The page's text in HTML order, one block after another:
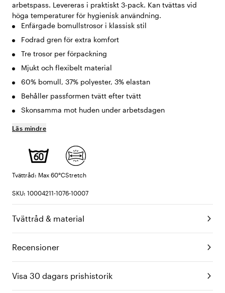
arbetspass. Levereras i praktiskt 3-pack. Kan tvättas vid
höga temperaturer för hygienisk användning.
Enfärgade bomullstrosor i klassisk stil
Fodrad gren för extra komfort
Tre trosor per förpackning
Mjukt och flexibelt material
60% bomull, 37% polyester, 3% elastan
Behåller passformen tvätt efter tvätt
Skonsamma mot huden under arbetsdagen
Läs mindre
Tvättråd: Max 60°CStretch
SKU: 10004211-1076-10007
Tvättråd & material
Recensioner
Visa 30 dagars prishistorik